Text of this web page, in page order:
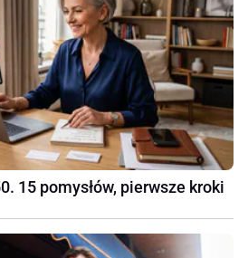
15 pomysłów, pierwsze kroki